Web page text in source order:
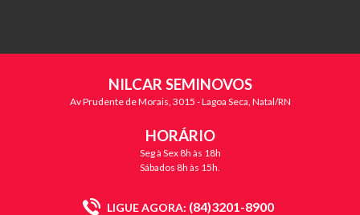
NILCAR SEMINOVOS
Av Prudente de Morais, 3015 - Lagoa Seca, Natal/RN
HORÁRIO
Seg à Sex 8h às 18h
Sábados 8h às 15h.
LIGUE AGORA: (84)3201-8900